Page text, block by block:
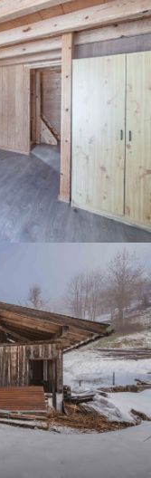
Cimalpes
piste dans les Alpes
guettent le lever
leur préférer les
sans doute partie de
sélection de secteurs
savoure.